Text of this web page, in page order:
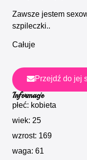
Zawsze jestem
szpileczki..
Całuje
Przejdź do jej
Informacje
płeć: kobieta
wiek: 25
wzrost: 169
waga: 61